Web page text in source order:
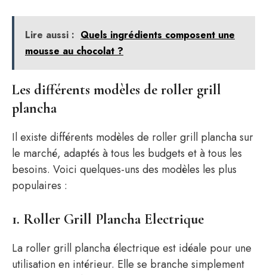
Lire aussi : Quels ingrédients composent une
mousse au chocolat ​?
Les différents modèles de roller grill
plancha
Il existe différents modèles de roller grill plancha sur
le marché, adaptés à tous les budgets et à tous les
besoins. Voici quelques-uns des modèles les plus
populaires :
1. Roller Grill Plancha Electrique
La roller grill plancha électrique est idéale pour une
utilisation en intérieur. Elle se branche simplement